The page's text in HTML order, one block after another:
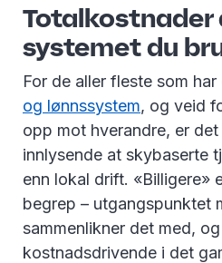
Totalkostnader
systemet du
For de aller fleste som
og lønnssystem, og veid
opp mot hverandre, er
innlysende at skybaserte
enn lokal drift. «Billigere»
begrep – utgangspunktet
sammenlikner det med,
kostnadsdrivende i det